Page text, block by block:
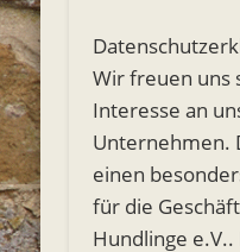
Wir freuen uns
Interesse an
Unternehmen.
einen
für die
Hundlinge